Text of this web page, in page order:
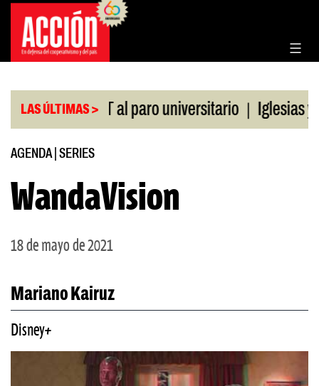
Saltar
contenido
LAS ÚLTIMAS >
de la CGT al paro universitario | Iglesias y
AGENDA| SERIES
WandaVision
18 de mayo de 2021
Mariano Kairuz
Disney+